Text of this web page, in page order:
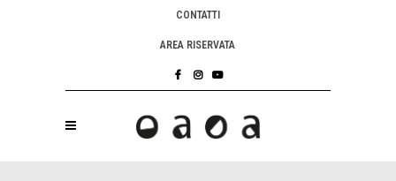
CONTATTI
AREA RISERVATA